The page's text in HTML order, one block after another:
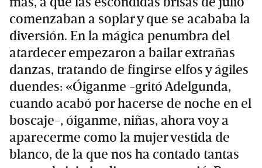
comenzaban a soplar y que se acababa la
diversión. En la mágica penumbra del
atardecer empezaron a bailar extrañas
danzas, tratando de fingirse elfos y ágiles
duendes: «Óiganme -gritó Adelgunda,
cuando acabó por hacerse de noche en el
boscaje-, óiganme, niñas, ahora voy a
aparecerme como la mujer vestida de
blanco, de la que nos ha contado tantas